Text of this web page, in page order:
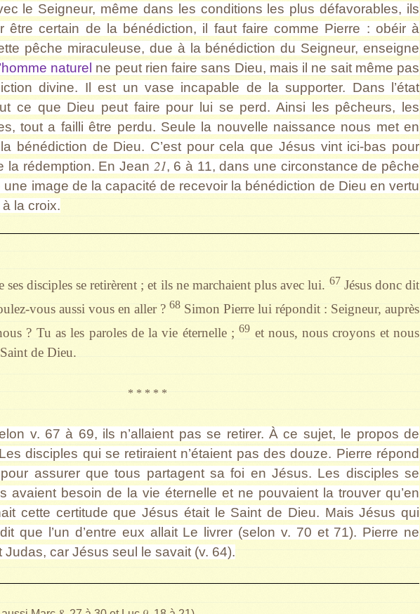
le Seigneur, même dans les conditions les plus défavorables, ils
être certain de la bénédiction, il faut faire comme Pierre : obéir à
pêche miraculeuse, due à la bénédiction du Seigneur, enseigne
naturel ne peut rien faire sans Dieu, mais il ne sait même pas
divine. Il est un vase incapable de la supporter. Dans l’état
ce que Dieu peut faire pour lui se perd. Ainsi les pêcheurs, les
tout a failli être perdu. Seule la nouvelle naissance nous met en
bénédiction de Dieu. C’est pour cela que Jésus vint ici-bas pour
la rédemption. En Jean 21, 6 à 11, dans une circonstance de pêche
image de la capacité de recevoir la bénédiction de Dieu en vertu
la croix.
ses disciples se retirèrent ; et ils ne marchaient plus avec lui. 67 Jésus donc dit
vous aussi vous en aller ? 68 Simon Pierre lui répondit : Seigneur, auprès
? Tu as les paroles de la vie éternelle ;69 et nous, nous croyons et nous
de Dieu.
* * * * *
v. 67 à 69, ils n’allaient pas se retirer. À ce sujet, le propos de
disciples qui se retiraient n’étaient pas des douze. Pierre répond
assurer que tous partagent sa foi en Jésus. Les disciples se
avaient besoin de la vie éternelle et ne pouvaient la trouver qu’en
cette certitude que Jésus était le Saint de Dieu. Mais Jésus qui
que l’un d’entre eux allait Le livrer (selon v. 70 et 71). Pierre ne
Judas, car Jésus seul le savait (v. 64).